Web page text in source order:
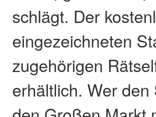
schlägt. Der
eingezeichneten
zugehörigen
erhältlich. Wer